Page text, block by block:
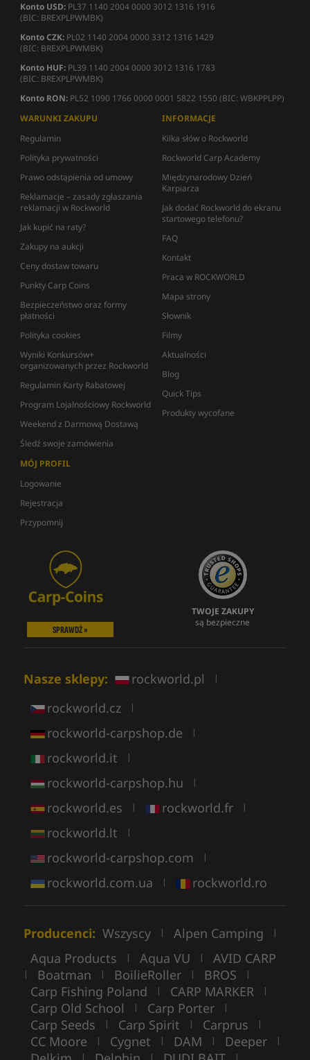
Konto USD: PL37 1140 2004 0000 3012 1316 1916
(BIC: BREXPLPWMBK)
Konto CZK: PL02 1140 2004 0000 3312 1316 1429
(BIC: BREXPLPWMBK)
Konto HUF: PL39 1140 2004 0000 3012 1316 1783
(BIC: BREXPLPWMBK)
Konto RON: PL52 1090 1766 0000 0001 5822 1550 (BIC: WBKPPLPP)
WARUNKI ZAKUPU
Regulamin
Polityka prywatności
Prawo odstąpienia od umowy
Reklamacje – zasady zgłaszania
reklamacji w Rockworld
Jak kupić na raty?
Zakupy na aukcji
Ceny dostaw towaru
Punkty Carp Coins
Bezpieczeństwo oraz formy
płatności
Polityka cookies
Wyniki Konkursów+
organizowanych przez Rockworld
Regulamin Karty Rabatowej
Program Lojalnościowy Rockworld
Weekend z Darmową Dostawą
Śledź swoje zamówienia
INFORMACJE
Kilka słów o Rockworld
Rockworld Carp Academy
Międzynarodowy Dzień
Karpiarza
Jak dodać Rockworld do ekranu
startowego telefonu?
FAQ
Kontakt
Praca w ROCKWORLD
Mapa strony
Słownik
Filmy
Aktualności
Blog
Quick Tips
Produkty wycofane
MÓJ PROFIL
Logowanie
Rejestracja
Przypomnij
SPRAWDŹ »
TWOJE ZAKUPY
są bezpieczne
Nasze sklepy: rockworld.pl |
rockworld.cz |
rockworld-carpshop.de |
rockworld.it |
rockworld-carpshop.hu |
rockworld.es | rockworld.fr |
rockworld.lt |
rockworld-carpshop.com |
rockworld.com.ua | rockworld.ro
Producenci: Wszyscy | Alpen Camping |
Aqua Products | Aqua VU | AVID CARP
| Boatman | BoilieRoller | BROS |
Carp Fishing Poland | CARP MARKER |
Carp Old School | Carp Porter |
Carp Seeds | Carp Spirit | Carprus |
CC Moore | Cygnet | DAM | Deeper |
| | |